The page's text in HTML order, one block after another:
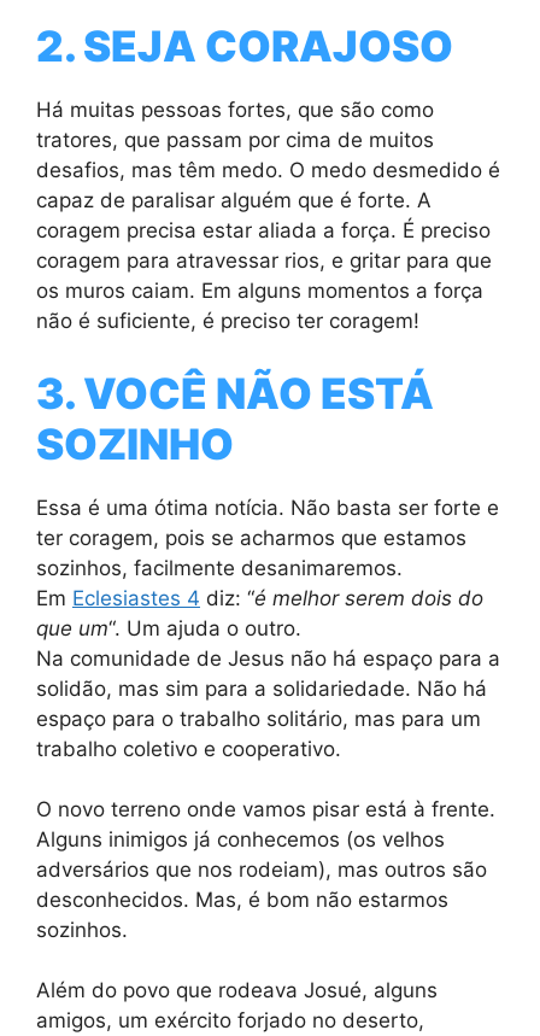
2. SEJA CORAJOSO
Há muitas pessoas fortes, que são como
tratores, que passam por cima de muitos
desafios, mas têm medo. O medo desmedido é
capaz de paralisar alguém que é forte. A
coragem precisa estar aliada a força. É preciso
coragem para atravessar rios, e gritar para que
os muros caiam. Em alguns momentos a força
não é suficiente, é preciso ter coragem!
3. VOCÊ NÃO ESTÁ
SOZINHO
Essa é uma ótima notícia. Não basta ser forte e
ter coragem, pois se acharmos que estamos
sozinhos, facilmente desanimaremos.
Em Eclesiastes 4 diz: “é melhor serem dois do
que um“. Um ajuda o outro.
Na comunidade de Jesus não há espaço para a
solidão, mas sim para a solidariedade. Não há
espaço para o trabalho solitário, mas para um
trabalho coletivo e cooperativo.
O novo terreno onde vamos pisar está à frente.
Alguns inimigos já conhecemos (os velhos
adversários que nos rodeiam), mas outros são
desconhecidos. Mas, é bom não estarmos
sozinhos.
Além do povo que rodeava Josué, alguns
amigos, um exército forjado no deserto,